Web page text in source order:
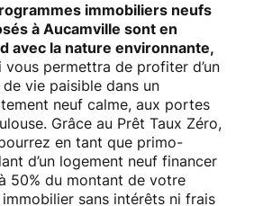
immobiliers neufs
à Aucamville sont en
avec la nature environnante,
vous permettra de profiter d’un
vie paisible dans un
neuf calme, aux portes
Grâce au Prêt Taux Zéro,
en tant que primo-
d’un logement neuf financer
50% du montant de votre
sans intérêts ni frais